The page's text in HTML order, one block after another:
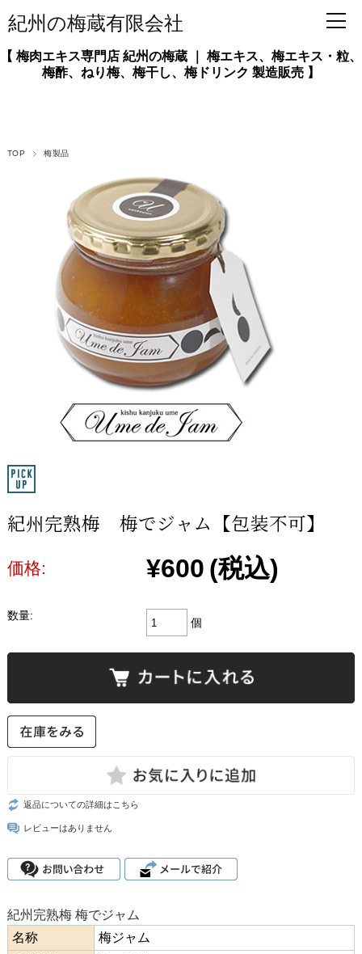
紀州の梅蔵有限会社
【 梅肉エキス専門店 紀州の梅蔵 ｜ 梅エキス、梅エキス・粒、
梅酢、ねり梅、梅干し、梅ドリンク 製造販売 】
TOP 梅製品
紀州完熟梅 梅でジャム【包装不可】
価格: ¥600 (税込)
数量:
個
返品についての詳細はこちら
レビューはありません
紀州完熟梅 梅でジャム
名称
梅ジャム